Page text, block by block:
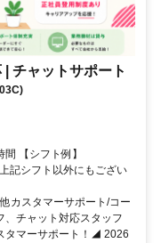
チャットサポート
【シフト例】
記シフト以外にもござい
カスタマーサポート/コー
、チャット対応スタッフ
タマーサポート！◢ 2026